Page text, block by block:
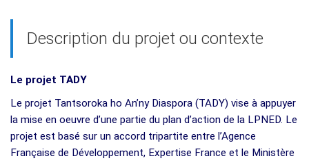
Description du projet ou contexte
Le projet TADY
Le projet Tantsoroka ho An’ny Diaspora (TADY) vise à appuyer
la mise en oeuvre d’une partie du plan d’action de la LPNED. Le
projet est basé sur un accord tripartite entre l’Agence
Française de Développement, Expertise France et le Ministère